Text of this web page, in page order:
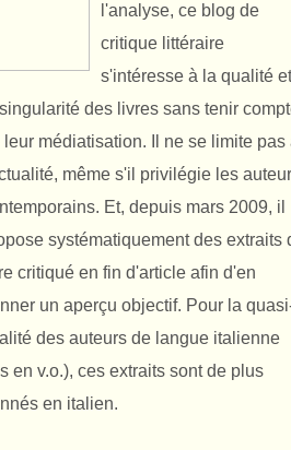
l'analyse, ce blog de
critique littéraire
s'intéresse à la qualité
des livres sans tenir
leur médiatisation. Il ne se limite pas
même s'il privilégie les
Et, depuis mars 2009, il
systématiquement des extraits
critiqué en fin d'article afin d'en
un aperçu objectif. Pour la
des auteurs de langue italienne
en v.o.), ces extraits sont de plus
en italien.